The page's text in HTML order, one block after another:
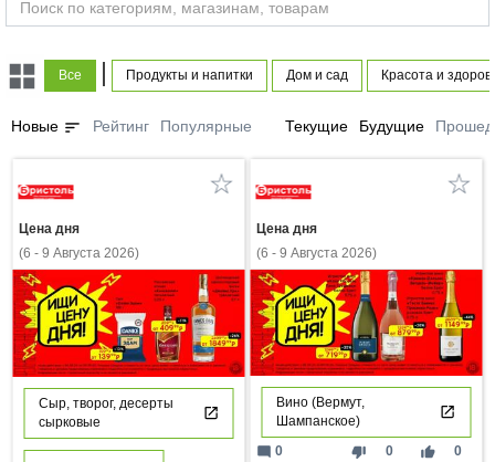
Все Продукты и напитки Дом и сад Красота и
Новые sort Рейтинг Популярные Текущие Будущие
Цена дня
(6 - 9 Августа 2026)
Сыр, творог, десерты
сырковые
Цена дня
(6 - 9 Августа 2026)
Вино (Вермут,
Шампанское)
thumb_down 0 thumb_up 0
mode_comment 0